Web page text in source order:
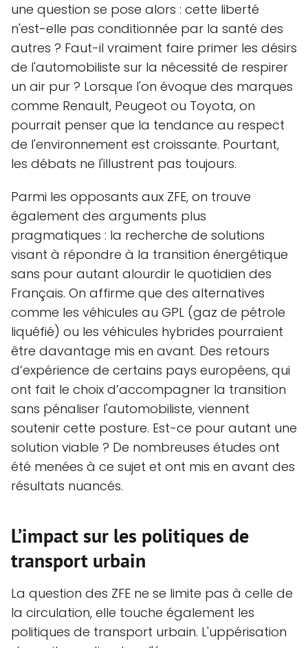
une question se pose alors : cette liberté
n'est-elle pas conditionnée par la santé des
autres ? Faut-il vraiment faire primer les désirs
de l'automobiliste sur la nécessité de respirer
un air pur ? Lorsque l'on évoque des marques
comme Renault, Peugeot ou Toyota, on
pourrait penser que la tendance au respect
de l'environnement est croissante. Pourtant,
les débats ne l'illustrent pas toujours.
Parmi les opposants aux ZFE, on trouve
également des arguments plus
pragmatiques : la recherche de solutions
visant à répondre à la transition énergétique
sans pour autant alourdir le quotidien des
Français. On affirme que des alternatives
comme les véhicules au GPL (gaz de pétrole
liquéfié) ou les véhicules hybrides pourraient
être davantage mis en avant. Des retours
d’expérience de certains pays européens, qui
ont fait le choix d’accompagner la transition
sans pénaliser l'automobiliste, viennent
soutenir cette posture. Est-ce pour autant une
solution viable ? De nombreuses études ont
été menées à ce sujet et ont mis en avant des
résultats nuancés.
L’impact sur les politiques de
transport urbain
La question des ZFE ne se limite pas à celle de
la circulation, elle touche également les
politiques de transport urbain. L'uppérisation